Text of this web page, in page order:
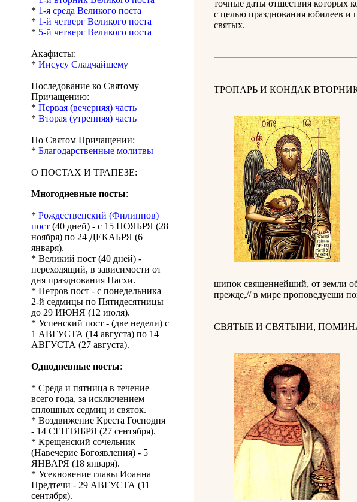
* 1-я среда Великого поста
* 1-й четверг Великого поста
* 5-й четверг Великого поста
Акафисты:
* Иисусу Сладчайшему
Последование ко Святому
Причащению:
* Первая (вечерняя) часть
* Вторая (утренняя) часть
По Святом Причащении:
* Благодарственные молитвы
О ПОСТАХ И ТРАПЕЗЕ:
Многодневные посты:
* Рождественский (Филиппов)
пост (40 дней) - с 15 НОЯБРЯ (28
ноября) по 24 ДЕКАБРЯ (6
января).
* Великий пост (40 дней) -
переходящий, в зависимости от
дня празднования Пасхи.
* Петров пост - с понедельника
2-й седмицы по Пятидесятницы
до 29 ИЮНЯ (12 июля).
* Успенский пост - (две недели) с
1 АВГУСТА (14 августа) по 14
АВГУСТА (27 августа).
Однодневные посты:
* Среда и пятница в течение
всего года, за исключением
сплошных седмиц и святок.
* Воздвижение Креста Господня
- 14 СЕНТЯБРЯ (27 сентября).
* Крещенский сочельник
(Навечерие Богоявления) - 5
ЯНВАРЯ (18 января).
* Усекновение главы Иоанна
Предтечи - 29 АВГУСТА (11
сентября).
точные даты отшествия которых
с целью празднования юбилеев и
святых.
ТРОПАРЬ И КОНДАК
шипок священнейший, от земли
прежде,// в мире проповедуеши
СВЯТЫЕ И СВЯТЫНИ,